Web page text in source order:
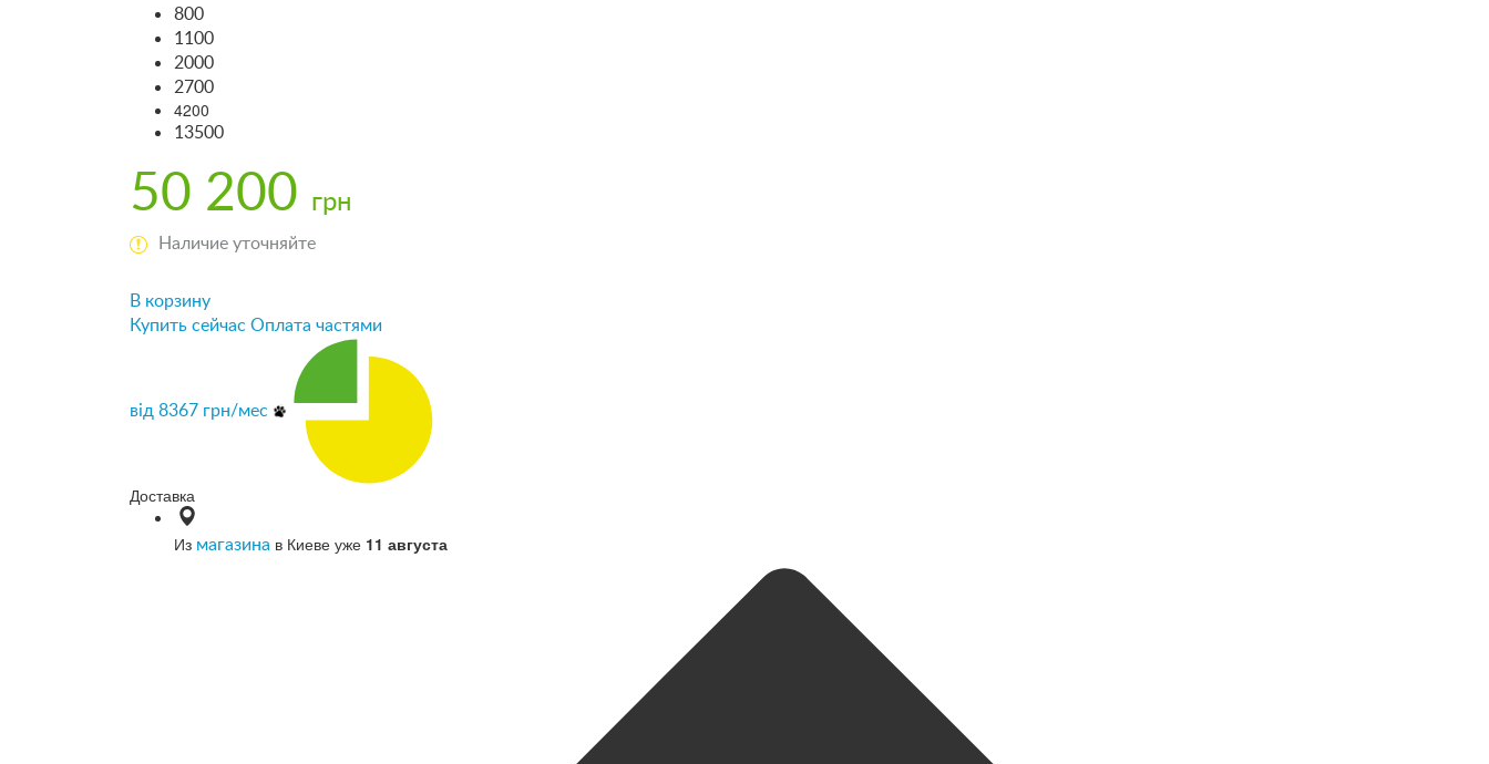
800
1100
2000
2700
4200
13500
50 200 грн
Наличие уточняйте
В корзину
Купить сейчас Оплата частями
від 8367 грн/мес
Доставка
Из магазина в Киеве уже 11 августа